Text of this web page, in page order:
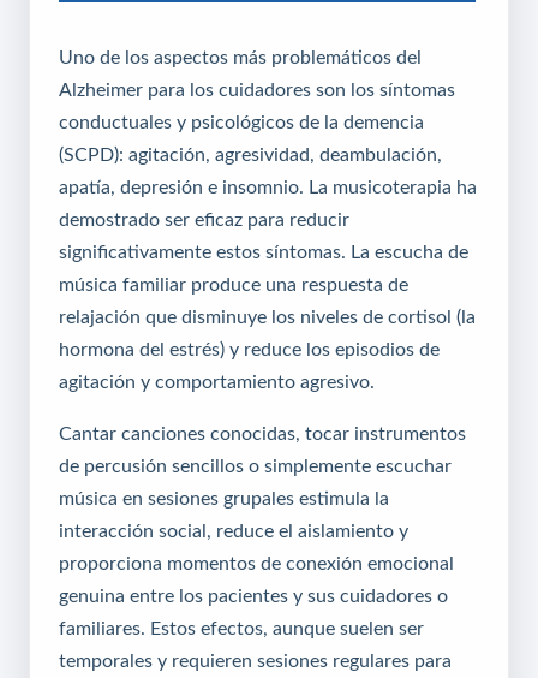
Uno de los aspectos más problemáticos del
Alzheimer para los cuidadores son los síntomas
conductuales y psicológicos de la demencia
(SCPD): agitación, agresividad, deambulación,
apatía, depresión e insomnio. La musicoterapia ha
demostrado ser eficaz para reducir
significativamente estos síntomas. La escucha de
música familiar produce una respuesta de
relajación que disminuye los niveles de cortisol (la
hormona del estrés) y reduce los episodios de
agitación y comportamiento agresivo.
Cantar canciones conocidas, tocar instrumentos
de percusión sencillos o simplemente escuchar
música en sesiones grupales estimula la
interacción social, reduce el aislamiento y
proporciona momentos de conexión emocional
genuina entre los pacientes y sus cuidadores o
familiares. Estos efectos, aunque suelen ser
temporales y requieren sesiones regulares para